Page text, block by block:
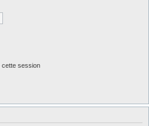
cette session